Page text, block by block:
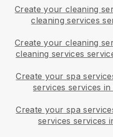
Create your cleaning
cleaning services
Create your cleaning
cleaning services
Create your spa
services services
Create your spa
services services